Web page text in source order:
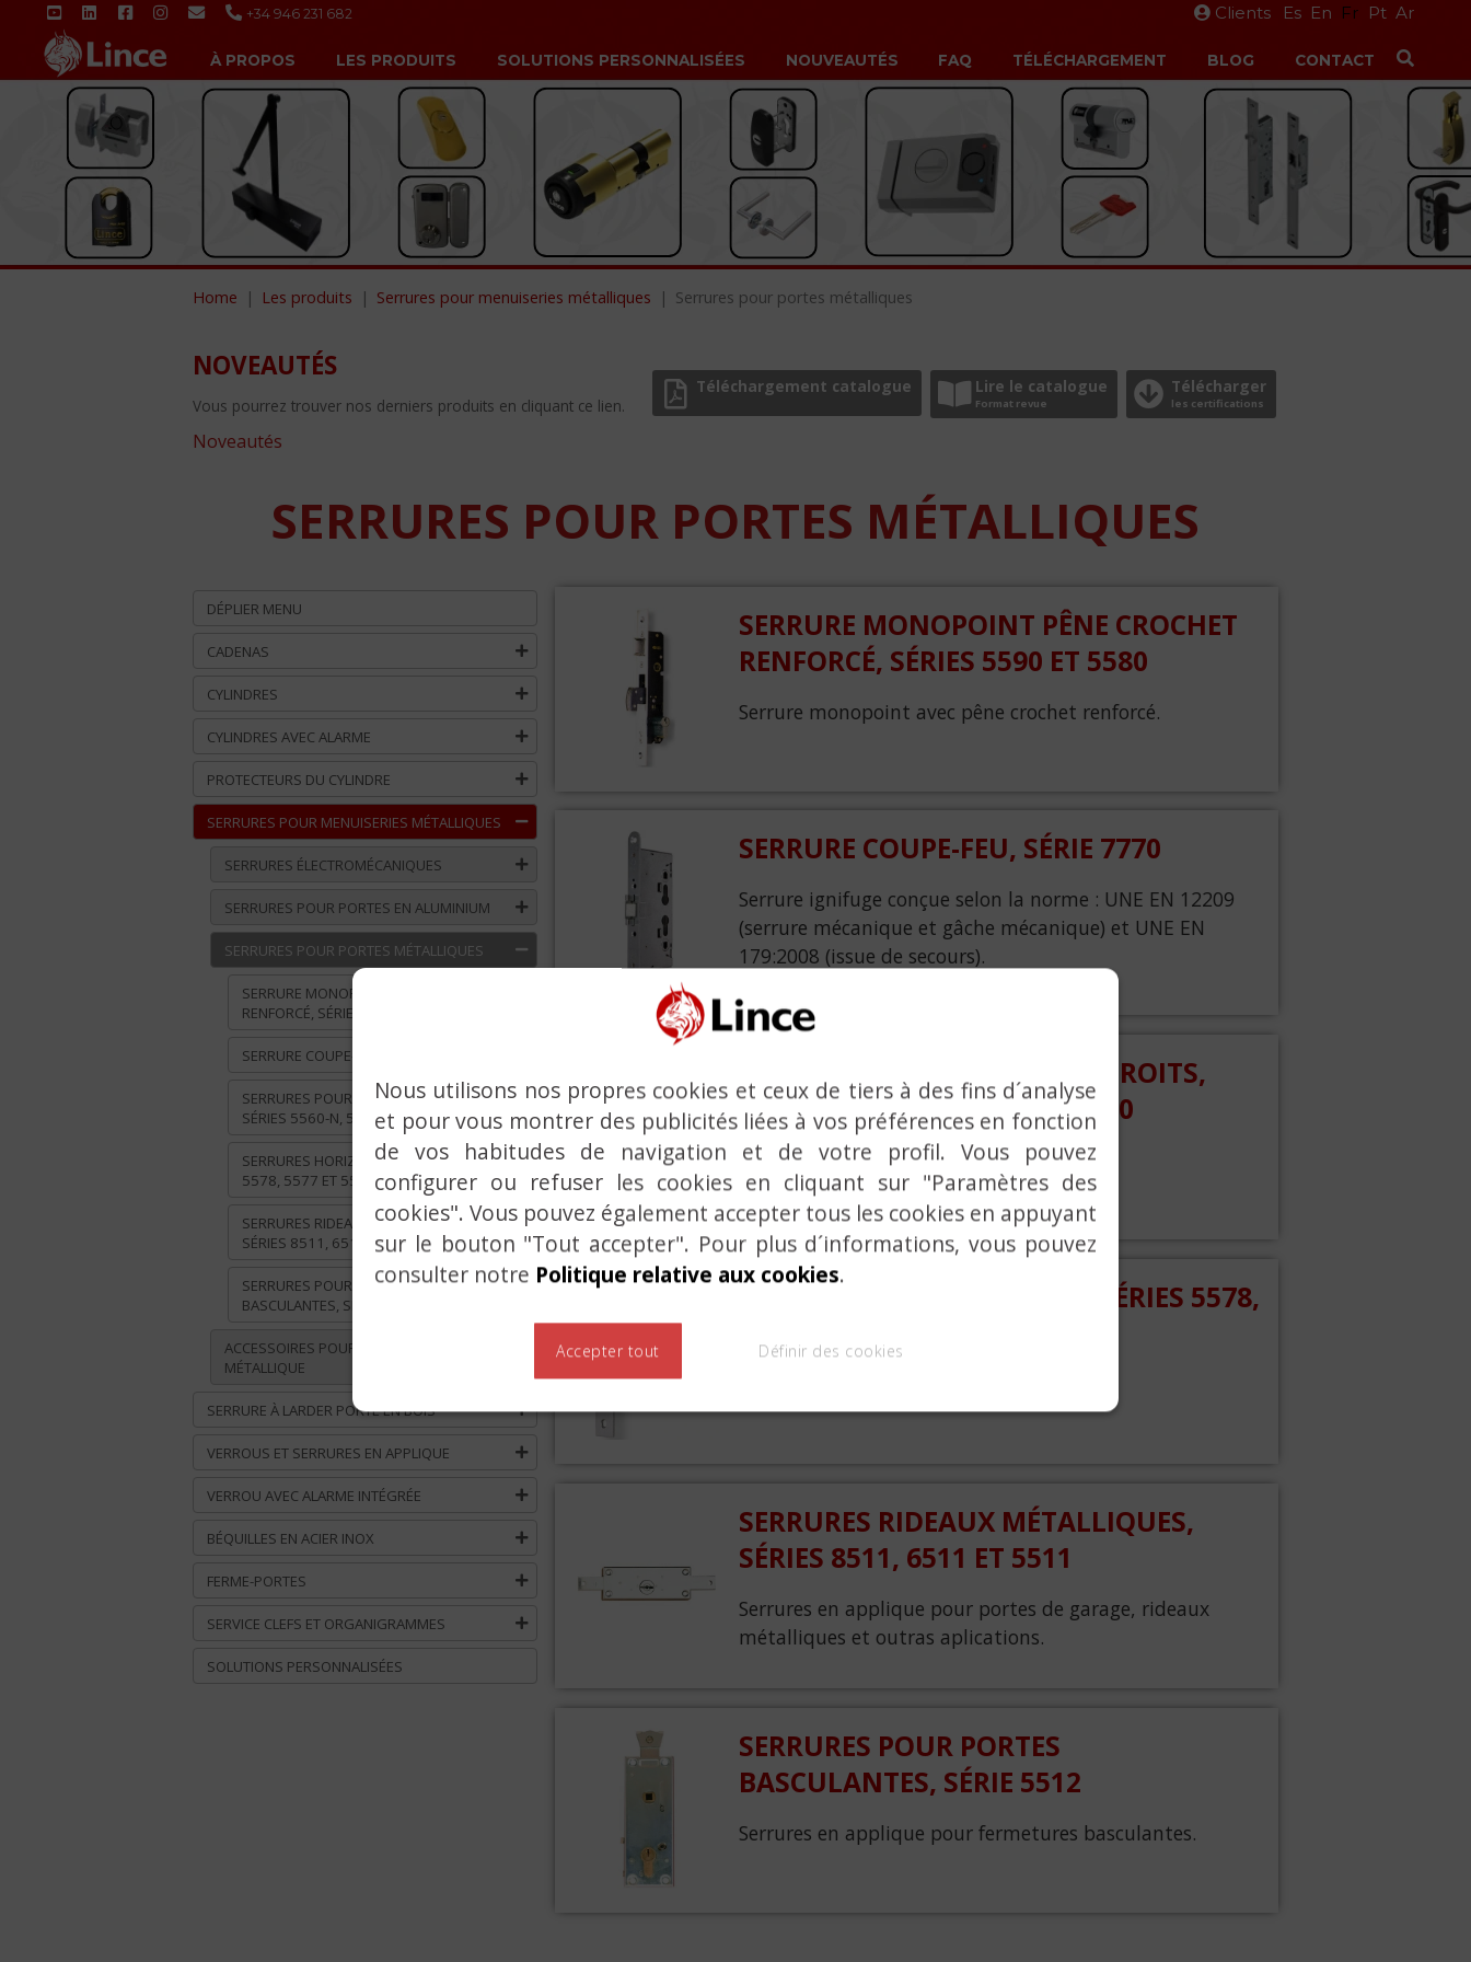
+34 946 231 682 Clients Es En Fr Pt Ar
À PROPOS LES PRODUITS SOLUTIONS PERSONNALISÉES NOUVEAUTÉS FAQ TÉLÉCHARGEMENT BLOG CONTACT
Home Les produits Serrures pour menuiseries métalliques Serrures pour portes métalliques
NOVEAUTÉS
Vous pourrez trouver nos derniers produits en cliquant ce lien.
Noveautés
Téléchargement catalogue Lire le catalogue
Format revue
Télécharger
les certifications
SERRURES POUR PORTES MÉTALLIQUES
DÉPLIER MENU
CADENAS
CYLINDRES
CYLINDRES AVEC ALARME
PROTECTEURS DU CYLINDRE
SERRURES POUR MENUISERIES MÉTALLIQUES
SERRURES ÉLECTROMÉCANIQUES
SERRURES POUR PORTES EN ALUMINIUM
SERRURES POUR PORTES MÉTALLIQUES
SERRURE MONOPOINT PÊNE CROCHET
RENFORCÉ, SÉRIES 5590 ET 5580
SERRURE COUPE-FEU, SÉRIE 7770
SERRURES POUR PROFILES ÉTROITS,
SÉRIES 5560-N, 5550-N ET 5550
SERRURES HORIZONTALES, SÉRIES
5578, 5577 ET 5557
SERRURES RIDEAUX MÉTALLIQUES,
SÉRIES 8511, 6511 ET 5511
SERRURES POUR PORTES
BASCULANTES, SÉRIE 5512
ACCESSOIRES POUR MENUISERIE
MÉTALLIQUE
SERRURE À LARDER PORTE EN BOIS
VERROUS ET SERRURES EN APPLIQUE
VERROU AVEC ALARME INTÉGRÉE
BÉQUILLES EN ACIER INOX
FERME-PORTES
SERVICE CLEFS ET ORGANIGRAMMES
SOLUTIONS PERSONNALISÉES
SERRURE MONOPOINT PÊNE CROCHET
RENFORCÉ, SÉRIES 5590 ET 5580
Serrure monopoint avec pêne crochet renforcé.
SERRURE COUPE-FEU, SÉRIE 7770
Serrure ignifuge conçue selon la norme : UNE EN 12209
(serrure mécanique et gâche mécanique) et UNE EN
179:2008 (issue de secours).
SERRURES POUR PROFILES ÉTROITS,
SÉRIES 5560-N, 5550-N ET 5550
Serrures pour profiles étroits.
SERRURES HORIZONTALES, SÉRIES 5578,
SERRURES RIDEAUX MÉTALLIQUES,
SÉRIES 8511, 6511 ET 5511
Serrures en applique pour portes de garage, rideaux
métalliques et outras aplications.
SERRURES POUR PORTES
BASCULANTES, SÉRIE 5512
Serrures en applique pour fermetures basculantes.
Nous utilisons nos propres cookies et ceux de tiers à des fins d´analyse
et pour vous montrer des publicités liées à vos préférences en fonction
de vos habitudes de navigation et de votre profil. Vous pouvez
configurer ou refuser les cookies en cliquant sur "Paramètres des
cookies". Vous pouvez également accepter tous les cookies en appuyant
sur le bouton "Tout accepter". Pour plus d´informations, vous pouvez
consulter notre Politique relative aux cookies.
Accepter tout Définir des cookies